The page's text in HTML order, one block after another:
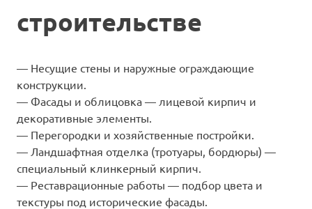
строительстве
— Несущие стены и наружные ограждающие
конструкции.
— Фасады и облицовка — лицевой кирпич и
декоративные элементы.
— Перегородки и хозяйственные постройки.
— Ландшафтная отделка (тротуары, бордюры) —
специальный клинкерный кирпич.
— Реставрационные работы — подбор цвета и
текстуры под исторические фасады.